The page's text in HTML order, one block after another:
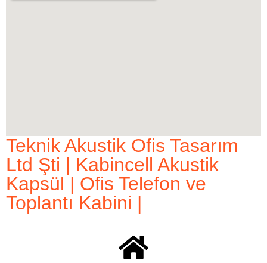
Teknik Akustik Ofis Tasarım
Ltd Şti | Kabincell Akustik
Kapsül | Ofis Telefon ve
Toplantı Kabini |